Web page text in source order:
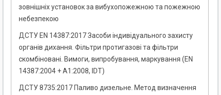
зовнішніх установок за вибухопожежною та пожежною
небезпекою
ДСТУ EN 14387:2017 Засоби індивідуального захисту
органів дихання. Фільтри протигазові та фільтри
скомбіновані. Вимоги, випробування, маркування (EN
14387:2004 + A1:2008, IDT)
ДСТУ 8735:2017 Паливо дизельне. Метод визначення